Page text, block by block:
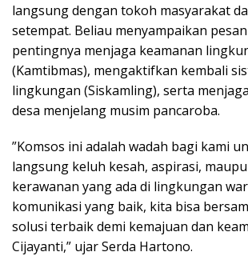
langsung dengan tokoh masyarakat
setempat. Beliau menyampaikan
pentingnya menjaga keamanan
(Kamtibmas), mengaktifkan kembali
lingkungan (Siskamling), serta
desa menjelang musim pancaroba.
​”Komsos ini adalah wadah bagi kami
langsung keluh kesah, aspirasi,
kerawanan yang ada di lingkungan
komunikasi yang baik, kita bisa
solusi terbaik demi kemajuan dan
Cijayanti,” ujar Serda Hartono.